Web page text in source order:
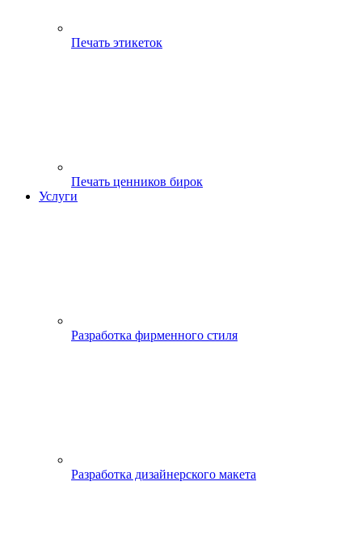
Печать этикеток
Печать ценников бирок
Услуги
Разработка фирменного стиля
Разработка дизайнерского макета